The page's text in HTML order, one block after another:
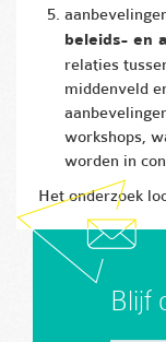
beleids- en
relaties
middenveld
workshops,
worden in
Het onderzoek
Blijf